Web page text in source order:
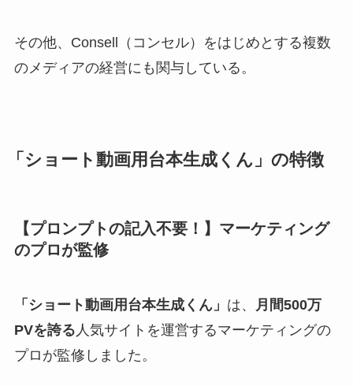
その他、Consell（コンセル）をはじめとする複数
のメディアの経営にも関与している。
「 ショート動画用台本生成くん 」の特徴
【プロンプトの記入不要！】 マーケティング
のプロが監修
「ショート動画用台本生成くん」 は、
月間500万
PVを誇る 人気サイトを運営するマーケティングの
プロが監修しました。